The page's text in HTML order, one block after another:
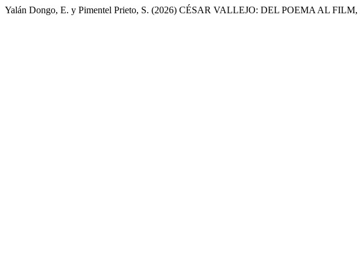
Yalán Dongo, E. y Pimentel Prieto, S. (2026) CÉSAR VALLEJO: DEL POEMA AL FILM,